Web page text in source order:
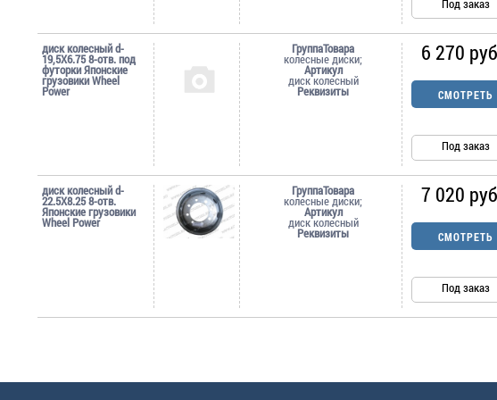
Под заказ
диск колесный d-
19,5X6.75 8-отв. под
футорки Японские
грузовики Wheel
Power
ГруппаТовара
колесные диски;
Артикул
диск колесный
Реквизиты
6 270
СМОТРЕТЬ
Под заказ
диск колесный d-
22.5X8.25 8-отв.
Японские грузовики
Wheel Power
ГруппаТовара
колесные диски;
Артикул
диск колесный
Реквизиты
7 020
СМОТРЕТЬ
Под заказ